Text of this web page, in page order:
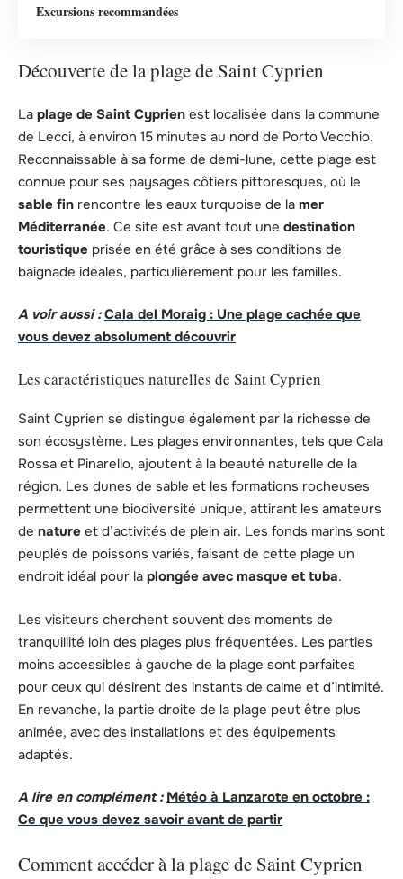
Excursions recommandées
Découverte de la plage de Saint Cyprien
La plage de Saint Cyprien est localisée dans la commune
de Lecci, à environ 15 minutes au nord de Porto Vecchio.
Reconnaissable à sa forme de demi-lune, cette plage est
connue pour ses paysages côtiers pittoresques, où le
sable fin rencontre les eaux turquoise de la mer
Méditerranée. Ce site est avant tout une destination
touristique prisée en été grâce à ses conditions de
baignade idéales, particulièrement pour les familles.
A voir aussi : Cala del Moraig : Une plage cachée que
vous devez absolument découvrir
Les caractéristiques naturelles de Saint Cyprien
Saint Cyprien se distingue également par la richesse de
son écosystème. Les plages environnantes, tels que Cala
Rossa et Pinarello, ajoutent à la beauté naturelle de la
région. Les dunes de sable et les formations rocheuses
permettent une biodiversité unique, attirant les amateurs
de nature et d’activités de plein air. Les fonds marins sont
peuplés de poissons variés, faisant de cette plage un
endroit idéal pour la plongée avec masque et tuba.
Les visiteurs cherchent souvent des moments de
tranquillité loin des plages plus fréquentées. Les parties
moins accessibles à gauche de la plage sont parfaites
pour ceux qui désirent des instants de calme et d’intimité.
En revanche, la partie droite de la plage peut être plus
animée, avec des installations et des équipements
adaptés.
A lire en complément : Météo à Lanzarote en octobre :
Ce que vous devez savoir avant de partir
Comment accéder à la plage de Saint Cyprien